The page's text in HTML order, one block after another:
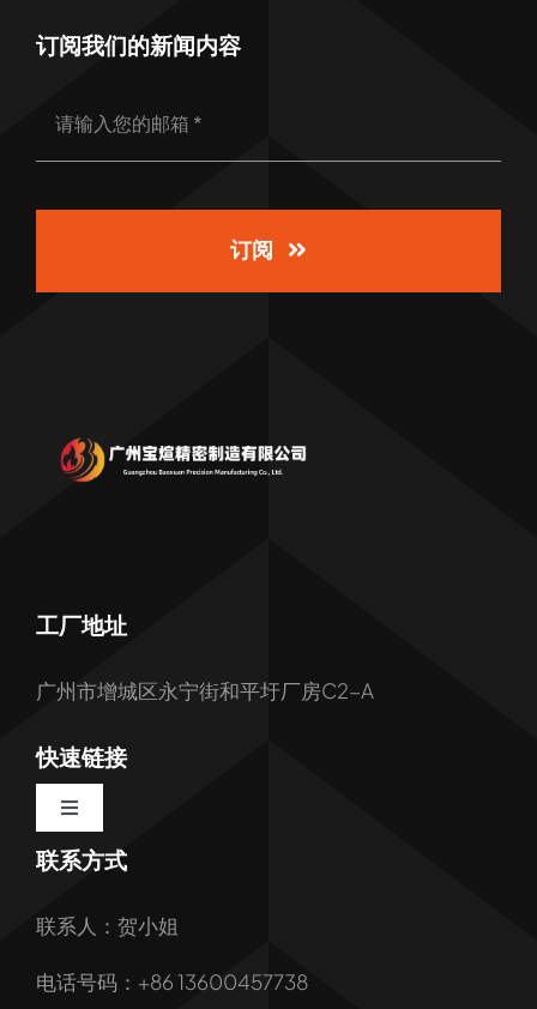
订阅我们的新闻内容
订阅
工厂地址
广州市增城区永宁街和平圩厂房C2-A
快速链接
Toggle
Navigation
首页
联系方式
联系人：贺小姐
电话号码：+86 13600457738